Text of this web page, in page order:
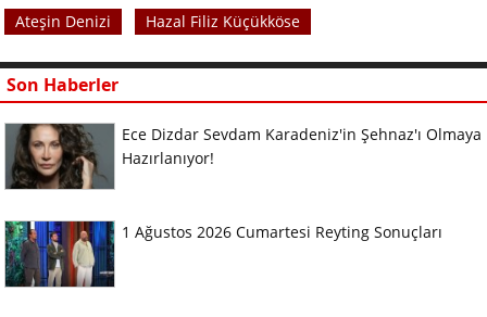
Ateşin Denizi Hazal Filiz Küçükköse
Son Haberler
Ece Dizdar Sevdam Karadeniz'in Şehnaz'ı Olmaya
Hazırlanıyor!
1 Ağustos 2026 Cumartesi Reyting Sonuçları